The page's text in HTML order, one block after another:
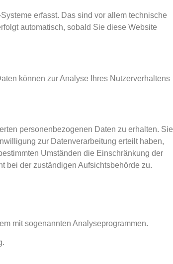
erfasst. Das sind vor allem technische
automatisch, sobald Sie diese Website
können zur Analyse Ihres Nutzerverhaltens
personenbezogenen Daten zu erhalten. Sie
zur Datenverarbeitung erteilt haben,
Umständen die Einschränkung der
bei der zuständigen Aufsichtsbehörde zu.
mit sogenannten Analyseprogrammen.